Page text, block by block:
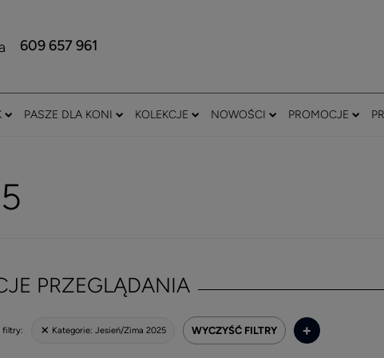
609 657 961
PASZE DLA KONI KOLEKCJE NOWOŚCI PROMOCJE
PRZEGLĄDANIA
filtry: Kategorie: Jesień/Zima 2025 WYCZYŚĆ FILTRY +